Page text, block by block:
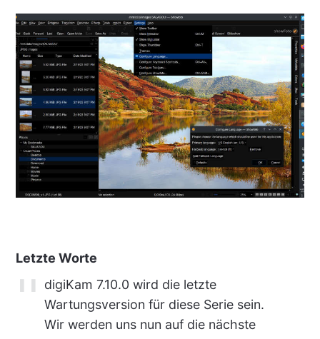
Letzte Worte
digiKam 7.10.0 wird die letzte
Wartungsversion für diese Serie sein.
Wir werden uns nun auf die nächste